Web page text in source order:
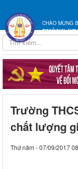
CHÀO MỪNG
PHÒNG
Trường
chất lượng
Thứ năm - 07/09/2017